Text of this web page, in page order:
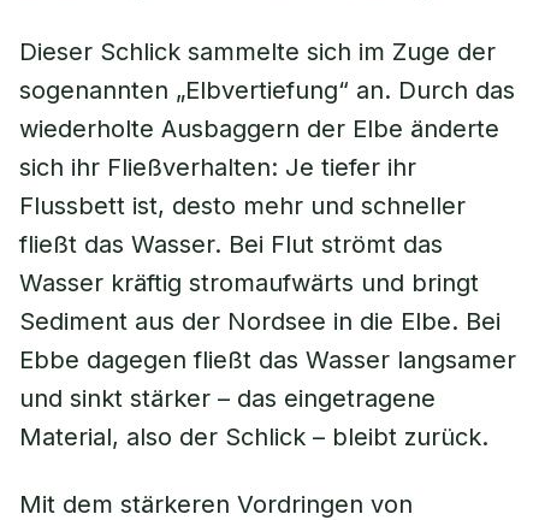
Dieser Schlick sammelte sich im Zuge der
sogenannten „Elbvertiefung“ an. Durch das
wiederholte Ausbaggern der Elbe änderte
sich ihr Fließverhalten: Je tiefer ihr
Flussbett ist, desto mehr und schneller
fließt das Wasser. Bei Flut strömt das
Wasser kräftig stromaufwärts und bringt
Sediment aus der Nordsee in die Elbe. Bei
Ebbe dagegen fließt das Wasser langsamer
und sinkt stärker – das eingetragene
Material, also der Schlick – bleibt zurück.
Mit dem stärkeren Vordringen von